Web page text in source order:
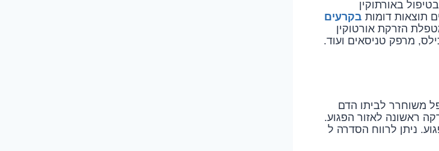
מגבלה בתנועה ונוקשות המפרק. הספרות מדגימה יעילות של 75-80% בטיפול באורתוקין
תוצאות דומות בקרעים
הזרקת אורטוקין
מרפק טניסאים ועוד.
משוחרר לביתו הדם
ראשונה לאזור הפגוע.
הפגוע. ניתן לרווח הסדרה ל